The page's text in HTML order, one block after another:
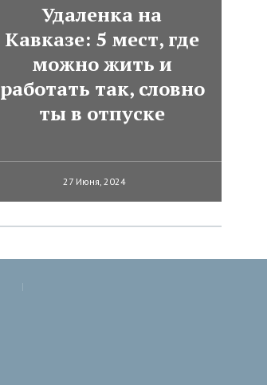
Удаленка на
Кавказе: 5 мест, где
можно жить и
работать так, словно
ты в отпуске
27 Июня, 2024